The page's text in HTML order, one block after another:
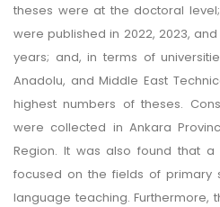
theses were at the doctoral
were published in 2022, 2023,
years; and, in terms of
Anadolu, and Middle East
highest numbers of theses.
were collected in Ankara
Region. It was also found that
focused on the fields of primary
language teaching. Furthermore,